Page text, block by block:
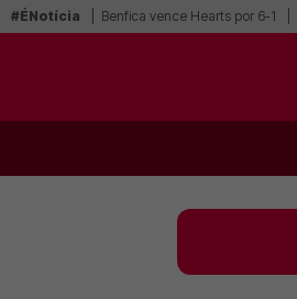
#ÉNotícia Benfica vence Hearts por 6-1